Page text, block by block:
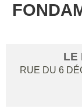
LE
RUE DU 6